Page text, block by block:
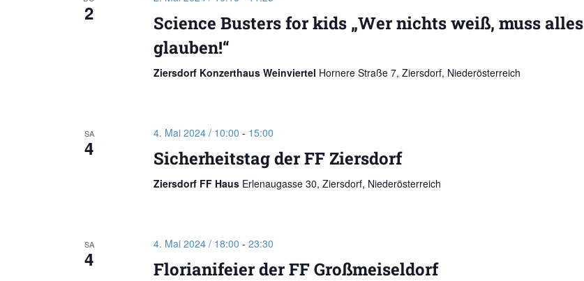
2
Science Busters for kids „Wer nichts weiß, muss alles
glauben!“
Ziersdorf Konzerthaus Weinviertel Hornere Straße 7, Ziersdorf, Niederösterreich
SA
4
4. Mai 2024 / 10:00 - 15:00
Sicherheitstag der FF Ziersdorf
Ziersdorf FF Haus Erlenaugasse 30, Ziersdorf, Niederösterreich
SA
4
4. Mai 2024 / 18:00 - 23:30
Florianifeier der FF Großmeiseldorf